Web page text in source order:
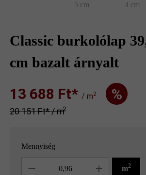
5 cm
4 cm
Classic burkolólap
cm bazalt árnyalt
13 688 Ft‎‎‎* / m2 %
20 151 Ft‎‎‎* / m2
Mennyiség
m2